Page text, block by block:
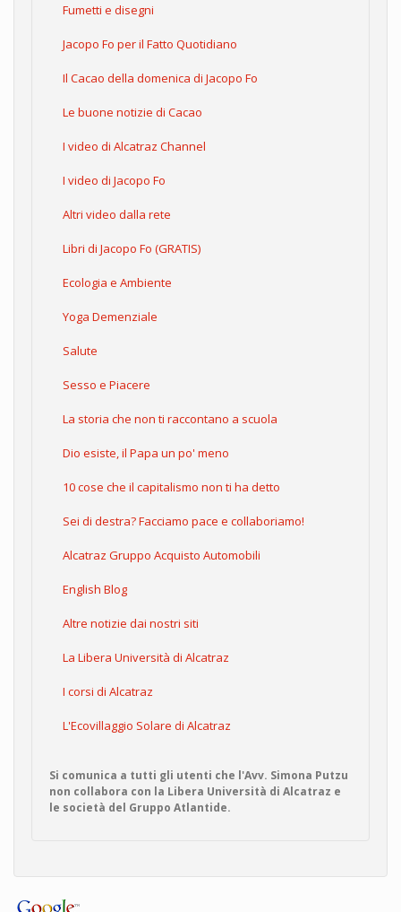
Fumetti e disegni
Jacopo Fo per il Fatto Quotidiano
Il Cacao della domenica di Jacopo Fo
Le buone notizie di Cacao
I video di Alcatraz Channel
I video di Jacopo Fo
Altri video dalla rete
Libri di Jacopo Fo (GRATIS)
Ecologia e Ambiente
Yoga Demenziale
Salute
Sesso e Piacere
La storia che non ti raccontano a scuola
Dio esiste, il Papa un po' meno
10 cose che il capitalismo non ti ha detto
Sei di destra? Facciamo pace e collaboriamo!
Alcatraz Gruppo Acquisto Automobili
English Blog
Altre notizie dai nostri siti
La Libera Università di Alcatraz
I corsi di Alcatraz
L'Ecovillaggio Solare di Alcatraz
Si comunica a tutti gli utenti che l'Avv. Simona Putzu
non collabora con la Libera Università di Alcatraz e
le società del Gruppo Atlantide.